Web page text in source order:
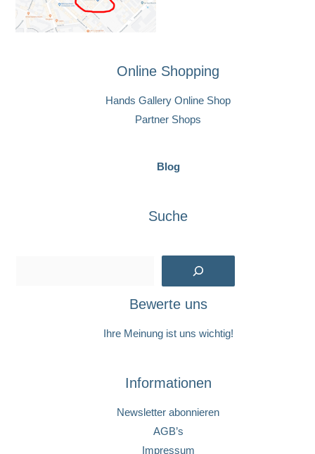
Online Shopping
Hands Gallery Online Shop
Partner Shops
Blog
Suche
Bewerte uns
Ihre Meinung ist uns wichtig!
Informationen
Newsletter abonnieren
AGB’s
Impressum